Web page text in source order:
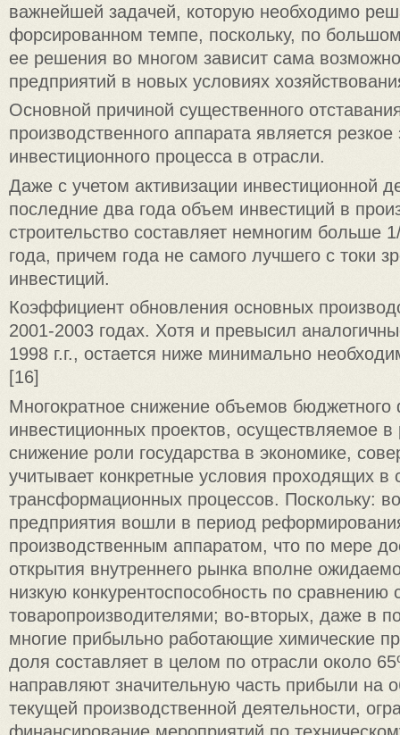
важнейшей задачей, которую необходимо
форсированном темпе, поскольку, по
ее решения во многом зависит сама
предприятий в новых условиях
Основной причиной существенного
производственного аппарата является
инвестиционного процесса в отрасли.
Даже с учетом активизации инвестиционной
последние два года объем инвестиций в
строительство составляет немногим больше
года, причем года не самого лучшего с токи
инвестиций.
Коэффициент обновления основных
2001-2003 годах. Хотя и превысил
1998 г.г., остается ниже минимально
[16]
Многократное снижение объемов бюджетного
инвестиционных проектов, осуществляемое в
снижение роли государства в экономике,
учитывает конкретные условия проходящих в
трансформационных процессов. Поскольку:
предприятия вошли в период
производственным аппаратом, что по мере
открытия внутреннего рынка вполне
низкую конкурентоспособность по
товаропроизводителями; во-вторых, даже в
многие прибыльно работающие химические
доля составляет в целом по отрасли около
направляют значительную часть прибыли на
текущей производственной деятельности,
финансирование мероприятий по